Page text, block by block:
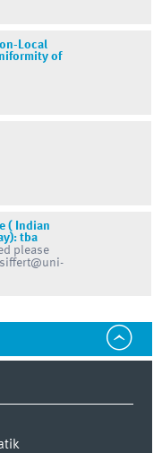
Local
of
( Indian
tba
please